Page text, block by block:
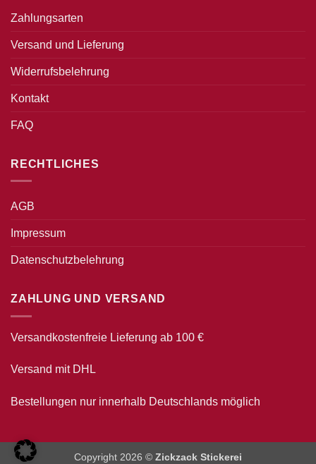
Zahlungsarten
Versand und Lieferung
Widerrufsbelehrung
Kontakt
FAQ
RECHTLICHES
AGB
Impressum
Datenschutzbelehrung
ZAHLUNG UND VERSAND
Versandkostenfreie Lieferung ab 100 €
Versand mit DHL
Bestellungen nur innerhalb Deutschlands möglich
Copyright 2026 © Zickzack Stickerei